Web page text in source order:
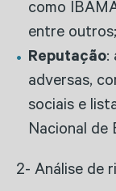
como
entre outros;
Reputação:
adversas,
sociais e
Nacional de
2- Análise de